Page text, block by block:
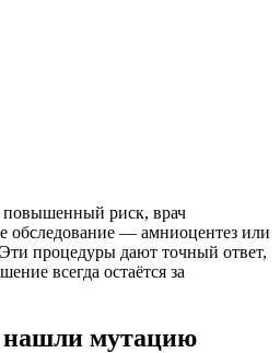
повышенный риск, врач
обследование — амниоцентез или
процедуры дают точный ответ,
всегда остаётся за
нашли мутацию